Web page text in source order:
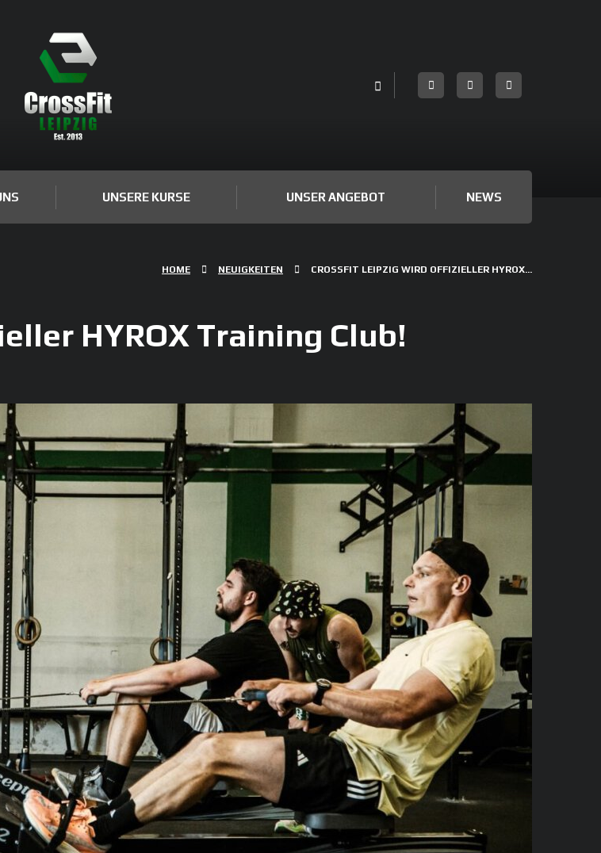
UNSERE KURSE UNSER ANGEBOT NEWS
HOME NEUIGKEITEN CROSSFIT LEIPZIG WIRD OFFIZIELLER HYROX...
HYROX Training Club!